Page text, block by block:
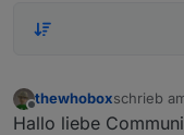
Offline
thewhoboxschrieb
zuletzt
Hallo liebe